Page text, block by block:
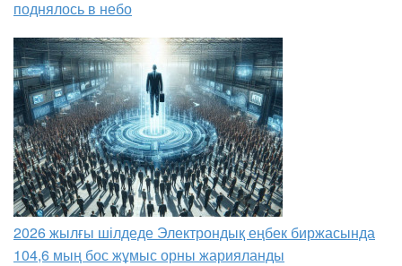
поднялось в небо
2026 жылғы шілдеде Электрондық еңбек биржасында
104,6 мың бос жұмыс орны жарияланды